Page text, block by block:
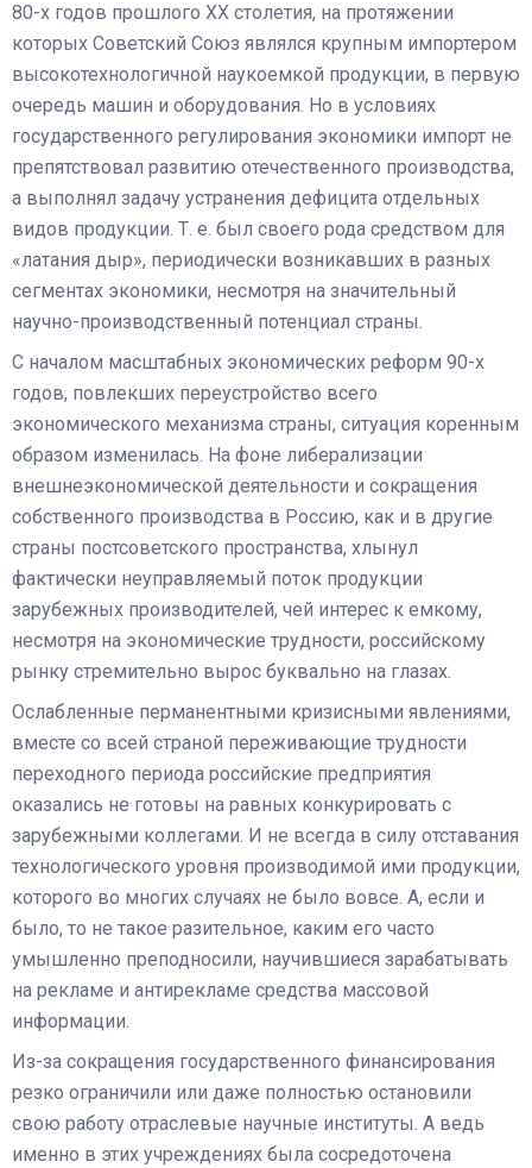
80-х годов прошлого XX столетия, на протяжении
которых Советский Союз являлся крупным импортером
высокотехнологичной наукоемкой продукции, в первую
очередь машин и оборудования. Но в условиях
государственного регулирования экономики импорт не
препятствовал развитию отечественного производства,
а выполнял задачу устранения дефицита отдельных
видов продукции. Т. е. был своего рода средством для
«латания дыр», периодически возникавших в разных
сегментах экономики, несмотря на значительный
научно-производственный потенциал страны.
С началом масштабных экономических реформ 90-х
годов, повлекших переустройство всего
экономического механизма страны, ситуация коренным
образом изменилась. На фоне либерализации
внешнеэкономической деятельности и сокращения
собственного производства в Россию, как и в другие
страны постсоветского пространства, хлынул
фактически неуправляемый поток продукции
зарубежных производителей, чей интерес к емкому,
несмотря на экономические трудности, российскому
рынку стремительно вырос буквально на глазах.
Ослабленные перманентными кризисными явлениями,
вместе со всей страной переживающие трудности
переходного периода российские предприятия
оказались не готовы на равных конкурировать с
зарубежными коллегами. И не всегда в силу отставания
технологического уровня производимой ими продукции,
которого во многих случаях не было вовсе. А, если и
было, то не такое разительное, каким его часто
умышленно преподносили, научившиеся зарабатывать
на рекламе и антирекламе средства массовой
информации.
Из-за сокращения государственного финансирования
резко ограничили или даже полностью остановили
свою работу отраслевые научные институты. А ведь
именно в этих учреждениях была сосредоточена